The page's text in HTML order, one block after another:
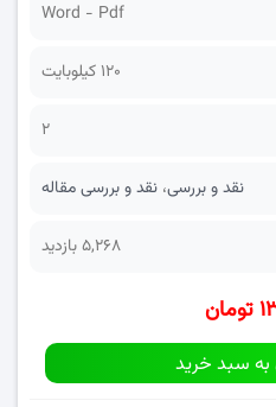
Word - Pdf
120 کیلوبایت
2
نقد و بررسی، نقد و بررسی مقاله
5,268 بازدید
به سبد خرید